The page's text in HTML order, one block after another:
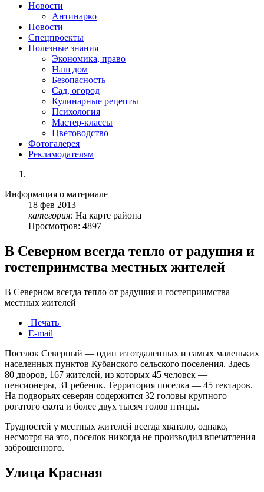
Новости
Антинарко
Новости
Спецпроекты
Полезные знания
Экономика, право
Наш дом
Безопасность
Сад, огород
Кулинарные рецепты
Психология
Мастер-классы
Цветоводство
Фотогалерея
Рекламодателям
Информация о материале
18 фев 2013
категория: На карте района
Просмотров: 4897
В Северном всегда тепло от радушия и
гостеприимства местных жителей
В Северном всегда тепло от радушия и гостеприимства
местных жителей
Печать
E-mail
Поселок Северный — один из отдаленных и самых маленьких
населенных пунктов Кубанского сельского поселения. Здесь
80 дворов, 167 жителей, из которых 45 человек —
пенсионеры, 31 ребенок. Территория поселка — 45 гектаров.
На подворьях северян содержится 32 головы крупного
рогатого скота и более двух тысяч голов птицы.
Трудностей у местных жителей всегда хватало, однако,
несмотря на это, поселок никогда не производил впечатления
заброшенного.
Улица Красная